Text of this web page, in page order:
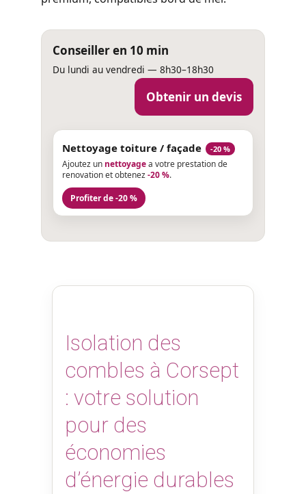
Conseiller en 10 min
Du lundi au vendredi — 8h30–18h30
Obtenir un devis
Nettoyage toiture / façade -20 %
Ajoutez un nettoyagea votre prestation de
renovation et obtenez-20 %.
Profiter de -20 %
Isolation des
combles à Corsept
: votre solution
pour des
économies
d’énergie durables